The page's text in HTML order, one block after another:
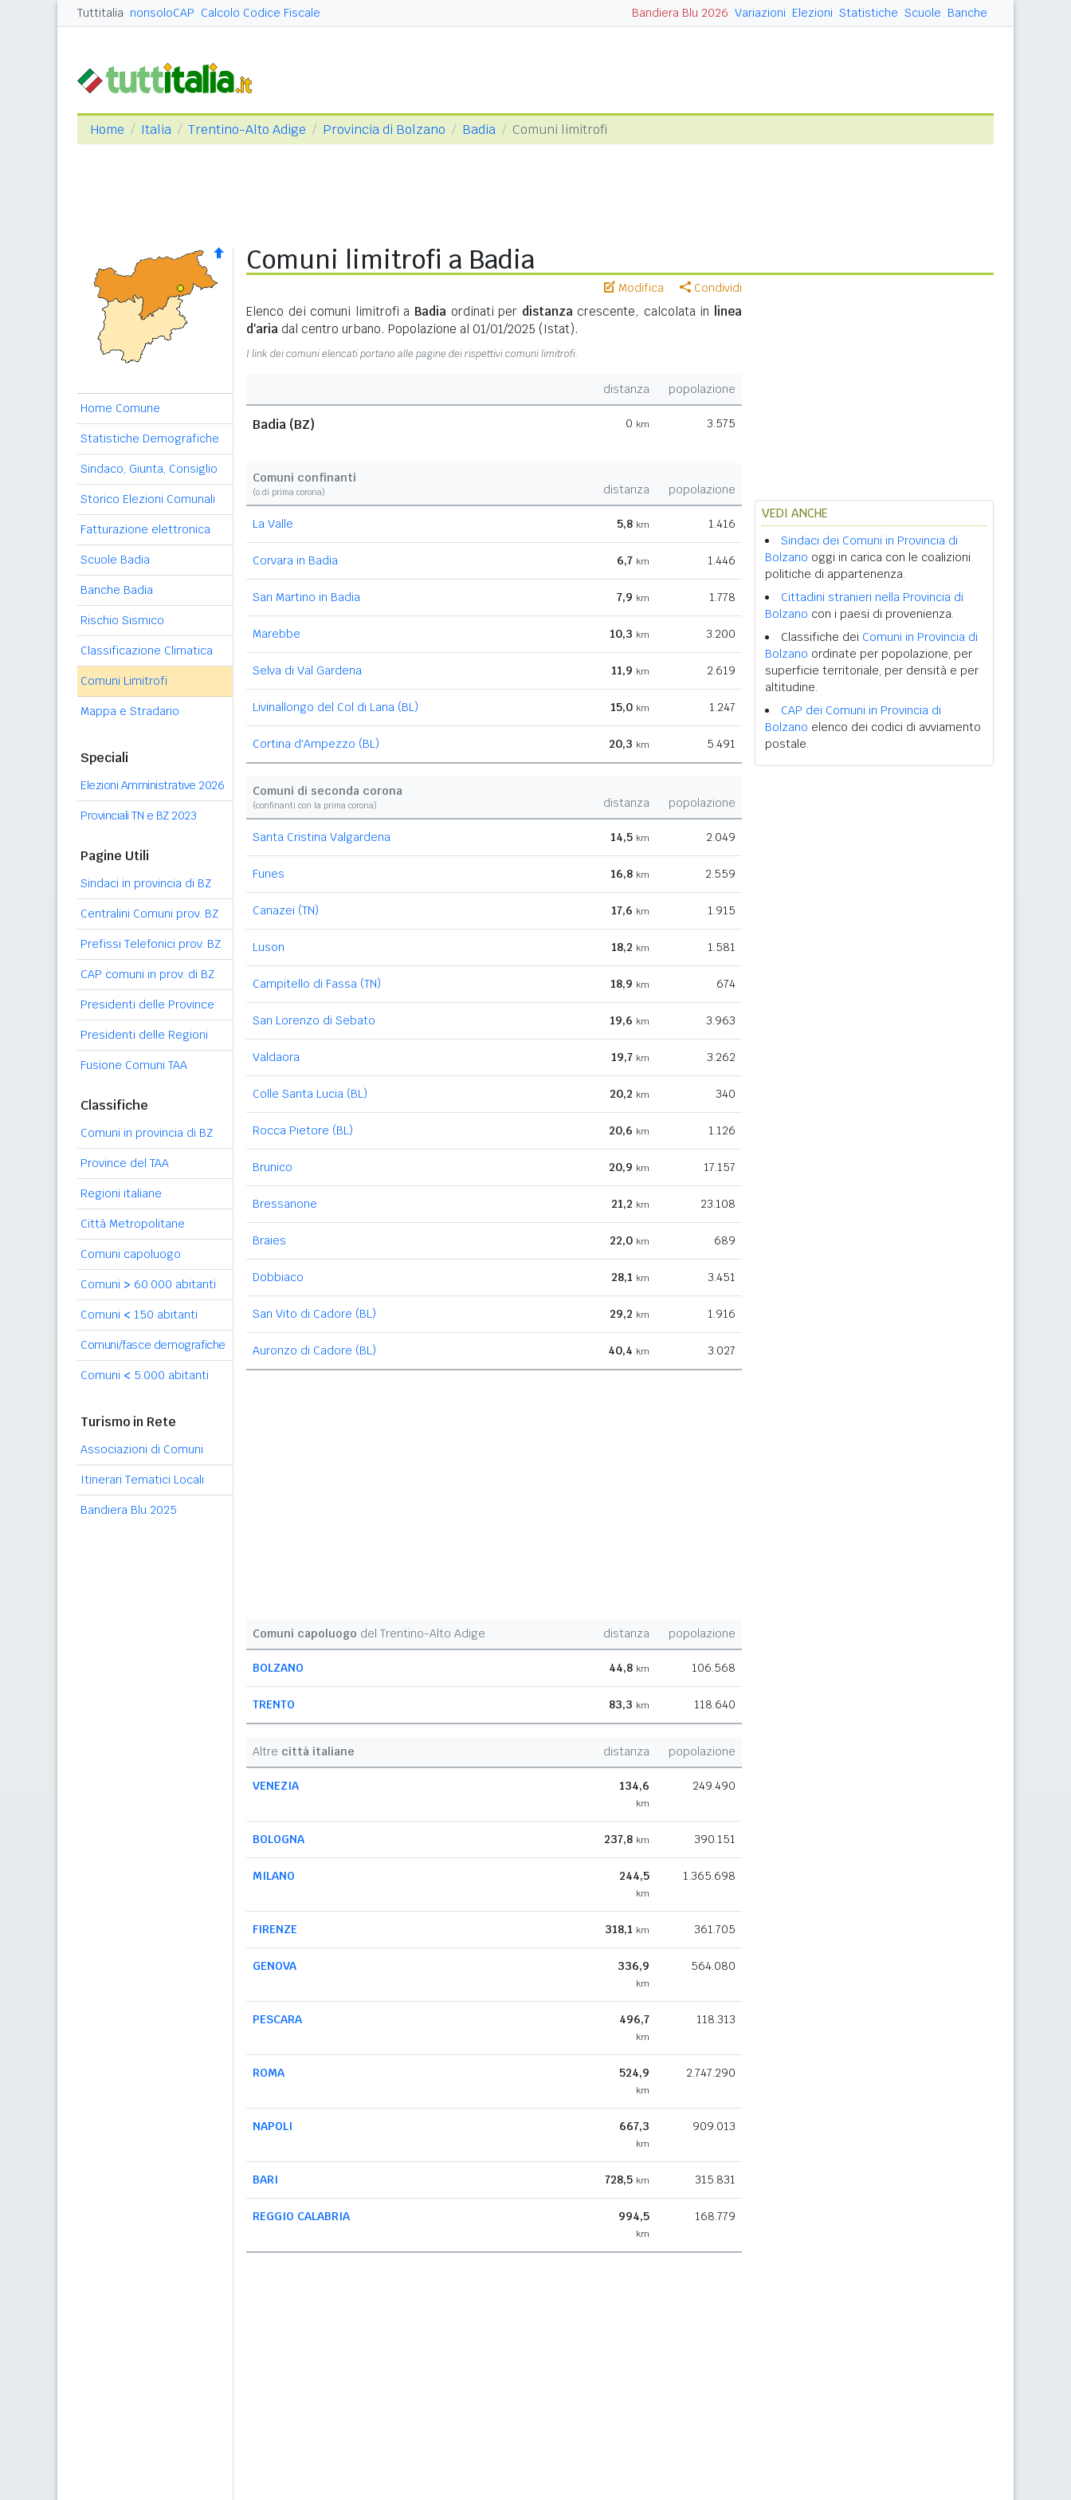
Tuttitalia nonsoloCAP Calcolo Codice Fiscale Bandiera Blu 2026 Variazioni Elezioni Statistiche Scuole Banche
Home Italia Trentino-Alto Adige Provincia di Bolzano Badia Comuni limitrofi
Home Comune
Statistiche Demografiche
Sindaco, Giunta, Consiglio
Storico Elezioni Comunali
Fatturazione elettronica
Scuole Badia
Banche Badia
Rischio Sismico
Classificazione Climatica
Comuni Limitrofi
Mappa e Stradario
Speciali
Elezioni Amministrative 2026
Provinciali TN e BZ 2023
Pagine Utili
Sindaci in provincia di BZ
Centralini Comuni prov. BZ
Prefissi Telefonici prov. BZ
CAP comuni in prov. di BZ
Presidenti delle Province
Presidenti delle Regioni
Fusione Comuni TAA
Classifiche
Comuni in provincia di BZ
Province del TAA
Regioni italiane
Città Metropolitane
Comuni capoluogo
Comuni > 60.000 abitanti
Comuni < 150 abitanti
Comuni/fasce demografiche
Comuni < 5.000 abitanti
Turismo in Rete
Associazioni di Comuni
Itinerari Tematici Locali
Bandiera Blu 2025
Comuni limitrofi a Badia
Modifica Condividi
Elenco dei comuni limitrofi a Badiaordinati per distanzacrescente, calcolata in
linea
d'aria dal centro urbano. Popolazione al 01/01/2025 (Istat).
I link dei comuni elencati portano alle pagine dei rispettivi comuni limitrofi.
distanza popolazione
Badia (BZ) 0 km 3.575
Comuni confinanti
(o di prima corona) distanza popolazione
La Valle 5,8 km 1.416
Corvara in Badia 6,7 km 1.446
San Martino in Badia 7,9 km 1.778
Marebbe 10,3 km 3.200
Selva di Val Gardena 11,9 km 2.619
Livinallongo del Col di Lana (BL) 15,0 km 1.247
Cortina d'Ampezzo (BL) 20,3 km 5.491
Comuni di seconda corona
(confinanti con la prima corona) distanza popolazione
Santa Cristina Valgardena 14,5 km 2.049
Funes 16,8 km 2.559
Canazei (TN) 17,6 km 1.915
Luson 18,2 km 1.581
Campitello di Fassa (TN) 18,9 km 674
San Lorenzo di Sebato 19,6 km 3.963
Valdaora 19,7 km 3.262
Colle Santa Lucia (BL) 20,2 km 340
Rocca Pietore (BL) 20,6 km 1.126
Brunico 20,9 km 17.157
Bressanone 21,2 km 23.108
Braies 22,0 km 689
Dobbiaco 28,1 km 3.451
San Vito di Cadore (BL) 29,2 km 1.916
Auronzo di Cadore (BL) 40,4 km 3.027
Comuni capoluogo del Trentino-Alto Adige distanza popolazione
BOLZANO 44,8 km 106.568
TRENTO 83,3 km 118.640
Altre città italiane distanza popolazione
VENEZIA 134,6
km
249.490
BOLOGNA 237,8 km 390.151
MILANO 244,5
km
1.365.698
FIRENZE 318,1 km 361.705
GENOVA 336,9
km
564.080
PESCARA 496,7
km
118.313
ROMA 524,9
km
2.747.290
NAPOLI 667,3
km
909.013
BARI 728,5 km 315.831
REGGIO CALABRIA 994,5
km
168.779
VEDI ANCHE
Sindaci dei Comuni in Provincia di
Bolzano oggi in carica con le coalizioni
politiche di appartenenza.
Cittadini stranieri nella Provincia di
Bolzano con i paesi di provenienza.
Classifiche dei Comuni in Provincia di
Bolzano ordinate per popolazione, per
superficie territoriale, per densità e per
altitudine.
CAP dei Comuni in Provincia di
Bolzano elenco dei codici di avviamento
postale.